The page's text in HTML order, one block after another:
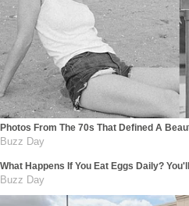
Photos From The 70s That Defined A
Buzz Day
What Happens If You Eat Eggs Daily?
Buzz Day